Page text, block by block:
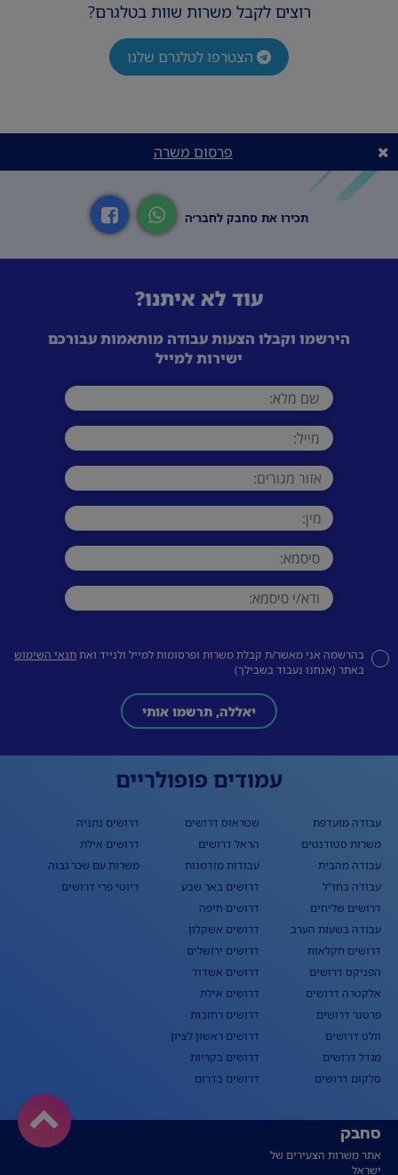
רוצים לקבל משרות שוות בטלגרם?
הצטרפו לטלגרם שלנו
פרסום משרה
תכירו את סחבק לחבר׳ה
עוד לא איתנו?
הירשמו וקבלו הצעות עבודה מותאמות עבורכם
ישירות למייל
בהרשמה אני מאשר/ת קבלת משרות ופרסומות למייל ולנייד ואתתנאי השימוש
באתר (אנחנו נעבוד בשבילך)
יאללה, תרשמו אותי
עמודים פופולריים
עבודה מועדפת
משרות סטודנטים
עבודה מהבית
עבודה בחו"ל
דרושים שליחים
עבודה בשעות הערב
דרושים חקלאות
הפניקס דרושים
אלקטרה דרושים
פרטנר דרושים
וולט דרושים
מגדל דרושים
סלקום דרושים
שטראוס דרושים
הראל דרושים
עבודות מזדמנות
דרושים באר שבע
דרושים חיפה
דרושים אשקלון
דרושים ירושלים
דרושים אשדוד
דרושים אילת
דרושים רחובות
דרושים ראשון לציון
דרושים בקריות
דרושים בדרום
דרושים נתניה
דרושים אילת
משרות עם שכר גבוה
דיוטי פרי דרושים
סחבק
אתר משרות הצעירים של
ישראל